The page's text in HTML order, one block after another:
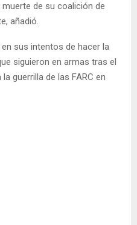
de su coalición de
añadió.
sus intentos de hacer la
siguieron en armas tras el
guerrilla de las FARC en